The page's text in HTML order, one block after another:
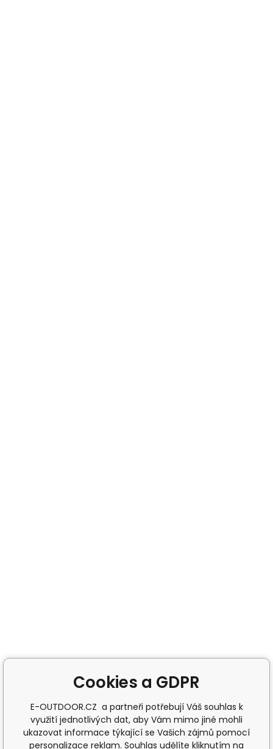
Cookies a GDPR
E-OUTDOOR.CZ a partneři potřebují Váš souhlas k
využití jednotlivých dat, aby Vám mimo jiné mohli
ukazovat informace týkající se Vašich zájmů pomocí
personalizace reklam. Souhlas udělíte kliknutím na